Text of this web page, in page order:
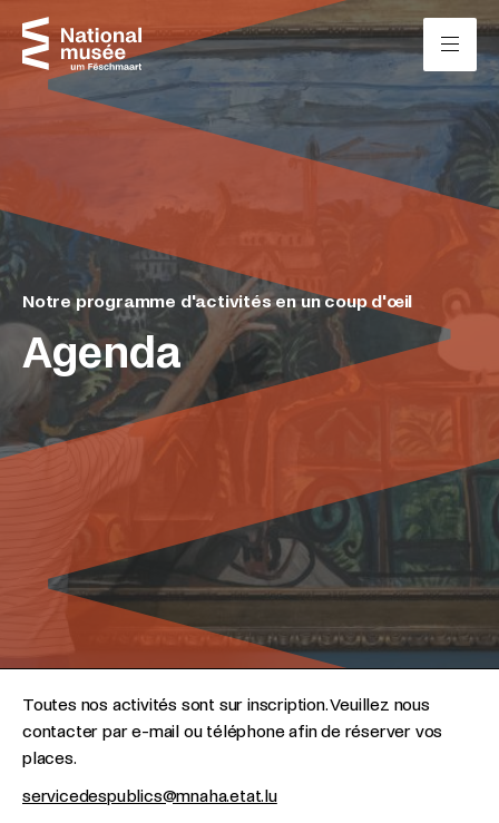
Passer directement au contenu
Agenda
Notre programme d'activités en un coup d'œil
Toutes nos activités sont sur inscription. Veuillez nous
contacter par e-mail ou téléphone afin de réserver vos
places.
servicedespublics@mnaha.etat.lu
Panneau de gestion des cookies